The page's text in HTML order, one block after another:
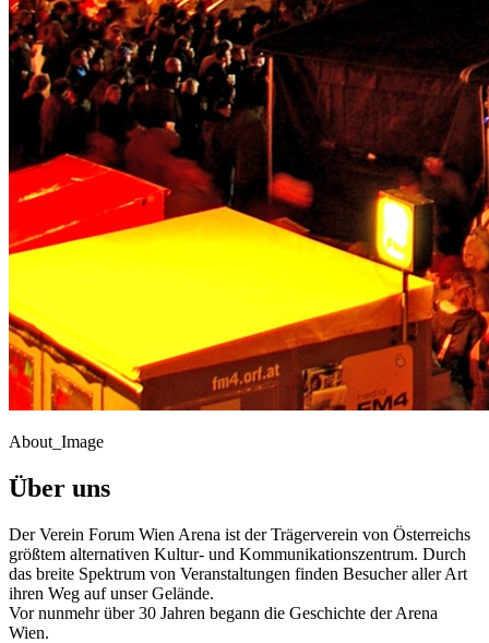
About_Image
Über uns
Der Verein Forum Wien Arena ist der Trägerverein von Österreichs
größtem alternativen Kultur- und Kommunikationszentrum. Durch
das breite Spektrum von Veranstaltungen finden Besucher aller Art
ihren Weg auf unser Gelände.
Vor nunmehr über 30 Jahren begann die Geschichte der Arena
Wien.